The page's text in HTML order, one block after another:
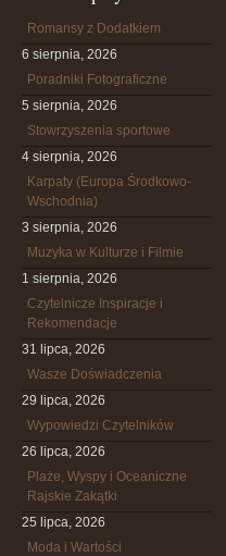
Romansy z Dodatkiem
6 sierpnia, 2026
Poradniki Fotograficzne
5 sierpnia, 2026
Stowrzyszenia sportowe
4 sierpnia, 2026
Karpaty (Europa Środkowo-
Wschodnia)
3 sierpnia, 2026
Muzyka w Kulturze i Filmie
1 sierpnia, 2026
Czytelnicze Inspiracje i
Rekomendacje
31 lipca, 2026
Wasze Doświadczenia
29 lipca, 2026
Wypowiedzi Czytelników
26 lipca, 2026
Plaże, Wyspy i Oceaniczne
Rajskie Zakątki
25 lipca, 2026
Moda i Wartości